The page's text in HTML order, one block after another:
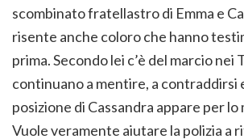
scombinato fratellastro di Emma e
risente anche coloro che hanno
prima. Secondo lei c’è del marcio nei
continuano a mentire, a contraddirsi
posizione di Cassandra appare per lo
Vuole veramente aiutare la polizia a